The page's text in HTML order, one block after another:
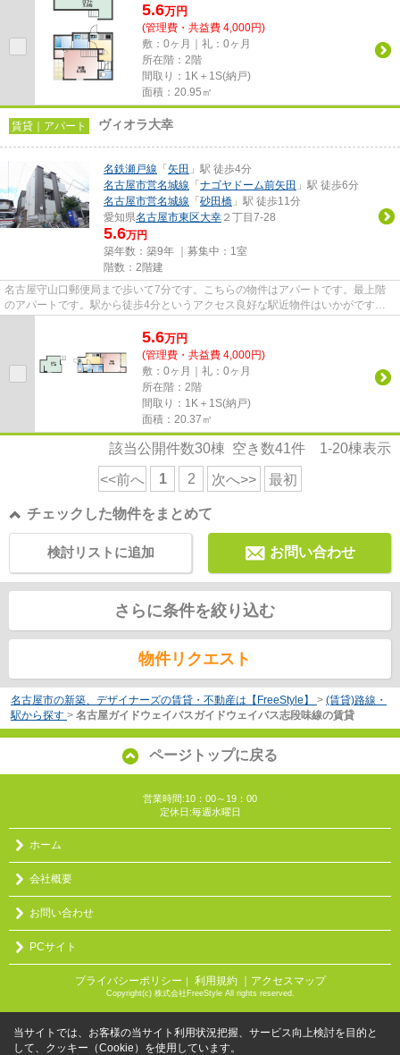
5.6万円
(管理費・共益費 4,000円)
敷：0ヶ月｜礼：0ヶ月
所在階：2階
間取り：1K＋1S(納戸)
面積：20.95㎡
賃貸｜アパート ヴィオラ大幸
名鉄瀬戸線 「 矢田 」駅 徒歩4分
名古屋市営名城線 「 ナゴヤドーム前矢田 」駅 徒歩6分
名古屋市営名城線 「 砂田橋 」駅 徒歩11分
愛知県名古屋市東区大幸 ２丁目7-28
5.6万円
築年数：築9年 ｜募集中： 1室
階数：2階建
名古屋守山口郵便局まで歩いて7分です。こちらの物件はアパートです。最上階
のアパートです。駅から徒歩4分というアクセス良好な駅近物件はいかがです
5.6万円
(管理費・共益費 4,000円)
敷：0ヶ月｜礼：0ヶ月
所在階：2階
間取り：1K＋1S(納戸)
面積：20.37㎡
該当公開件数30棟 空き数41件 1-20棟表示
<<前へ 1 2 次へ>> 最初
チェックした物件をまとめて
お問い合わせ
検討リストに追加
さらに条件を絞り込む
物件リクエスト
名古屋市の新築、デザイナーズの賃貸・不動産は【FreeStyle】 > (賃貸)路線・
駅から探す > 名古屋ガイドウェイバスガイドウェイバス志段味線の賃貸
ページトップに戻る
営業時間:10：00～19：00
定休日:毎週水曜日
ホーム
会社概要
お問い合わせ
PCサイト
プライバシーポリシー 利用規約 ｜アクセスマップ
Copyright(c) 株式会社FreeStyle All rights reserved.
当サイトでは、お客様の当サイト利用状況把握、サービス向上検討を目的と
して、クッキー（Cookie）を使用しています。